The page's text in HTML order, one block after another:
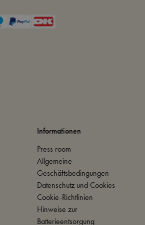
Informationen
Press room
Allgemeine
Geschäftsbedingungen
Datenschutz und Cookies
Cookie-Richtlinien
Hinweise zur
Batterieentsorgung